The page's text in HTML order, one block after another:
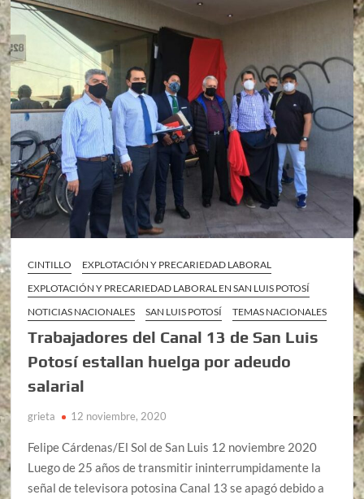
CINTILLO
EXPLOTACIÓN Y PRECARIEDAD LABORAL
EXPLOTACIÓN Y PRECARIEDAD LABORAL EN SAN LUIS POTOSÍ
NOTICIAS NACIONALES
SAN LUIS POTOSÍ TEMAS NACIONALES
Trabajadores del Canal 13 de San Luis
Potosí estallan huelga por adeudo
salarial
grieta 12 noviembre, 2020
Felipe Cárdenas/El Sol de San Luis 12 noviembre 2020
Luego de 25 años de transmitir ininterrumpidamente la
señal de televisora potosina Canal 13 se apagó debido a